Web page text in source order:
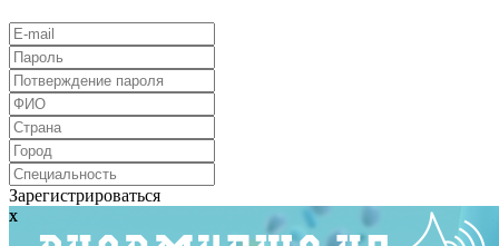
Зарегистрироваться
x
x